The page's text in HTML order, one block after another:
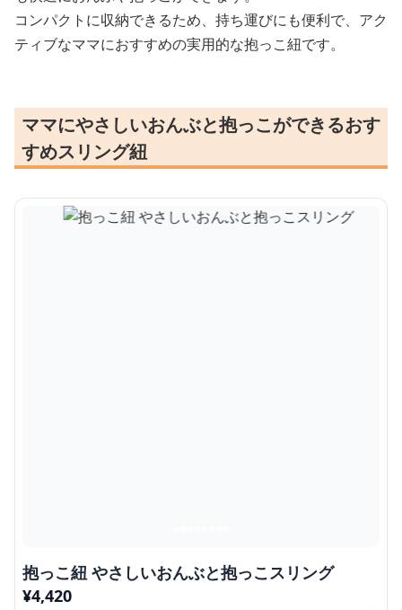
コンパクトに収納できるため、持ち運びにも便利で、アク
ティブなママにおすすめの実用的な抱っこ紐です。
ママにやさしいおんぶと抱っこができるおす
すめスリング紐
抱っこ紐 やさしいおんぶと抱っこスリング
¥4,420